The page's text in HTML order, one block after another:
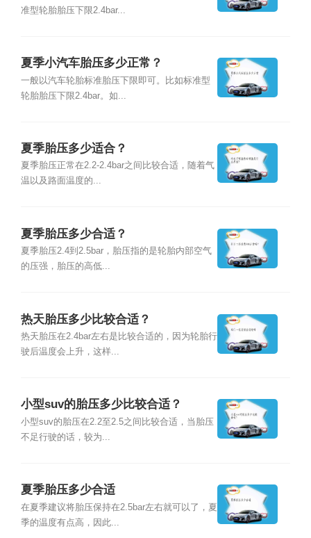
准型轮胎胎压下限2.4bar...
夏季小汽车胎压多少正常？
一般以汽车轮胎标准胎压下限即可。比如标准型
轮胎胎压下限2.4bar。如...
夏季胎压多少适合？
夏季胎压正常在2.2-2.4bar之间比较合适，随着气
温以及路面温度的...
夏季胎压多少合适？
夏季胎压2.4到2.5bar，胎压指的是轮胎内部空气
的压强，胎压的高低...
热天胎压多少比较合适？
热天胎压在2.4bar左右是比较合适的，因为轮胎行
驶后温度会上升，这样...
小型suv的胎压多少比较合适？
小型suv的胎压在2.2至2.5之间比较合适，当胎压
不足行驶的话，较为...
夏季胎压多少合适
在夏季建议将胎压保持在2.5bar左右就可以了，夏
季的温度有点高，因此...